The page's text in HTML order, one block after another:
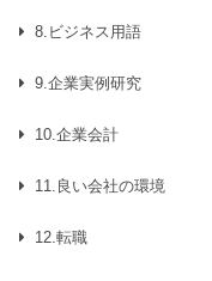
8.ビジネス用語
9.企業実例研究
10.企業会計
11.良い会社の環境
12.転職